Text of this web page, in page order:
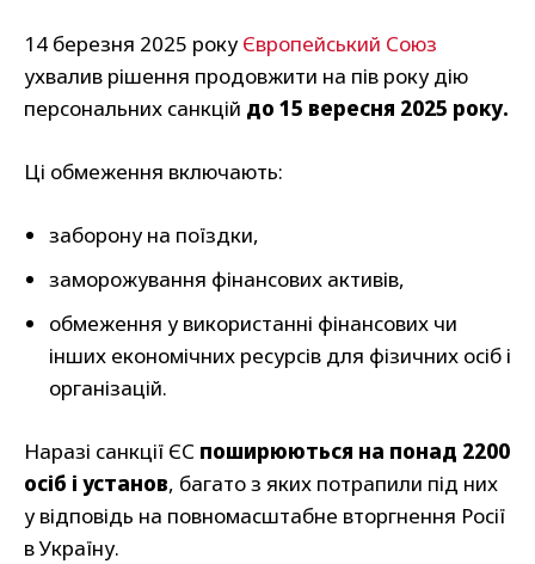
14 березня 2025 року Європейський Союз
ухвалив рішення продовжити на пів року дію
персональних санкцій до 15 вересня 2025 року.
Ці обмеження включають:
заборону на поїздки,
заморожування фінансових активів,
обмеження у використанні фінансових чи
інших економічних ресурсів для фізичних осіб і
організацій.
Наразі санкції ЄС поширюються на понад 2200
осіб і установ, багато з яких потрапили під них
у відповідь на повномасштабне вторгнення Росії
в Україну.